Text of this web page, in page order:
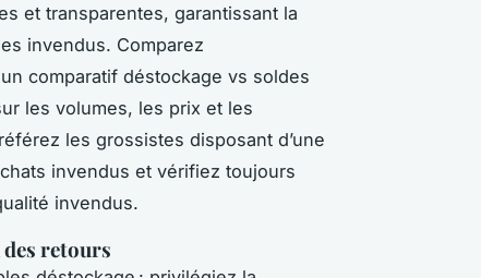
et transparentes, garantissant la
invendus. Comparez
comparatif déstockage vs soldes
les volumes, les prix et les
les grossistes disposant d’une
invendus et vérifiez toujours
invendus.
des retours